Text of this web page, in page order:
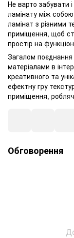
Не варто забувати
ламінату між
ламінат з різними
приміщення, щоб
простір на
Загалом
матеріалами в
креативного та
ефектну гру
приміщення,
Обговорення